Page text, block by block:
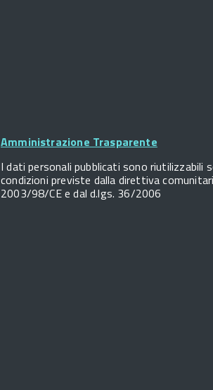
Amministrazione Trasparente
I dati personali pubblicati sono riutilizzabili
condizioni previste dalla direttiva
2003/98/CE e dal d.lgs. 36/2006